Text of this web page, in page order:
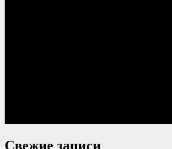
Свежие записи